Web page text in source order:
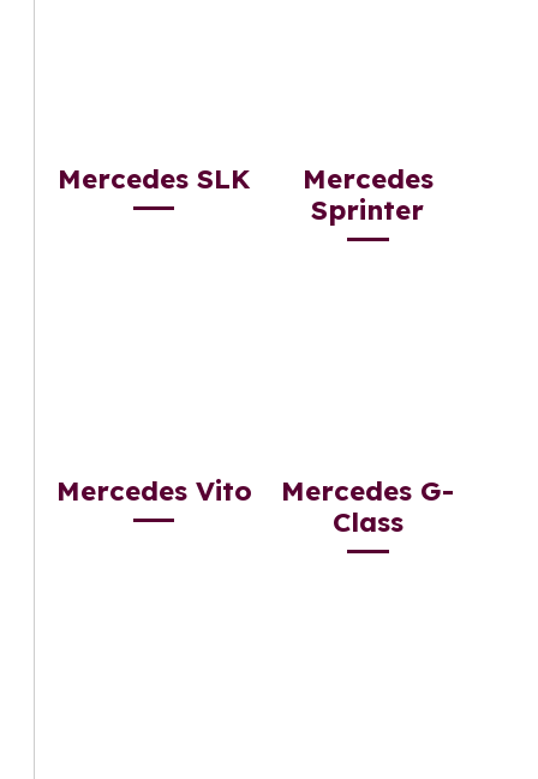
Mercedes SLK
Mercedes
Sprinter
Mercedes Vito
Mercedes G-
Class